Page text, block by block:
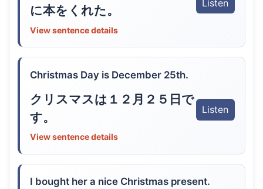
に本をくれた。
Listen
View sentence details
Christmas Day is December 25th.
クリスマスは１２月２５日で
す。
Listen
View sentence details
I bought her a nice Christmas present.